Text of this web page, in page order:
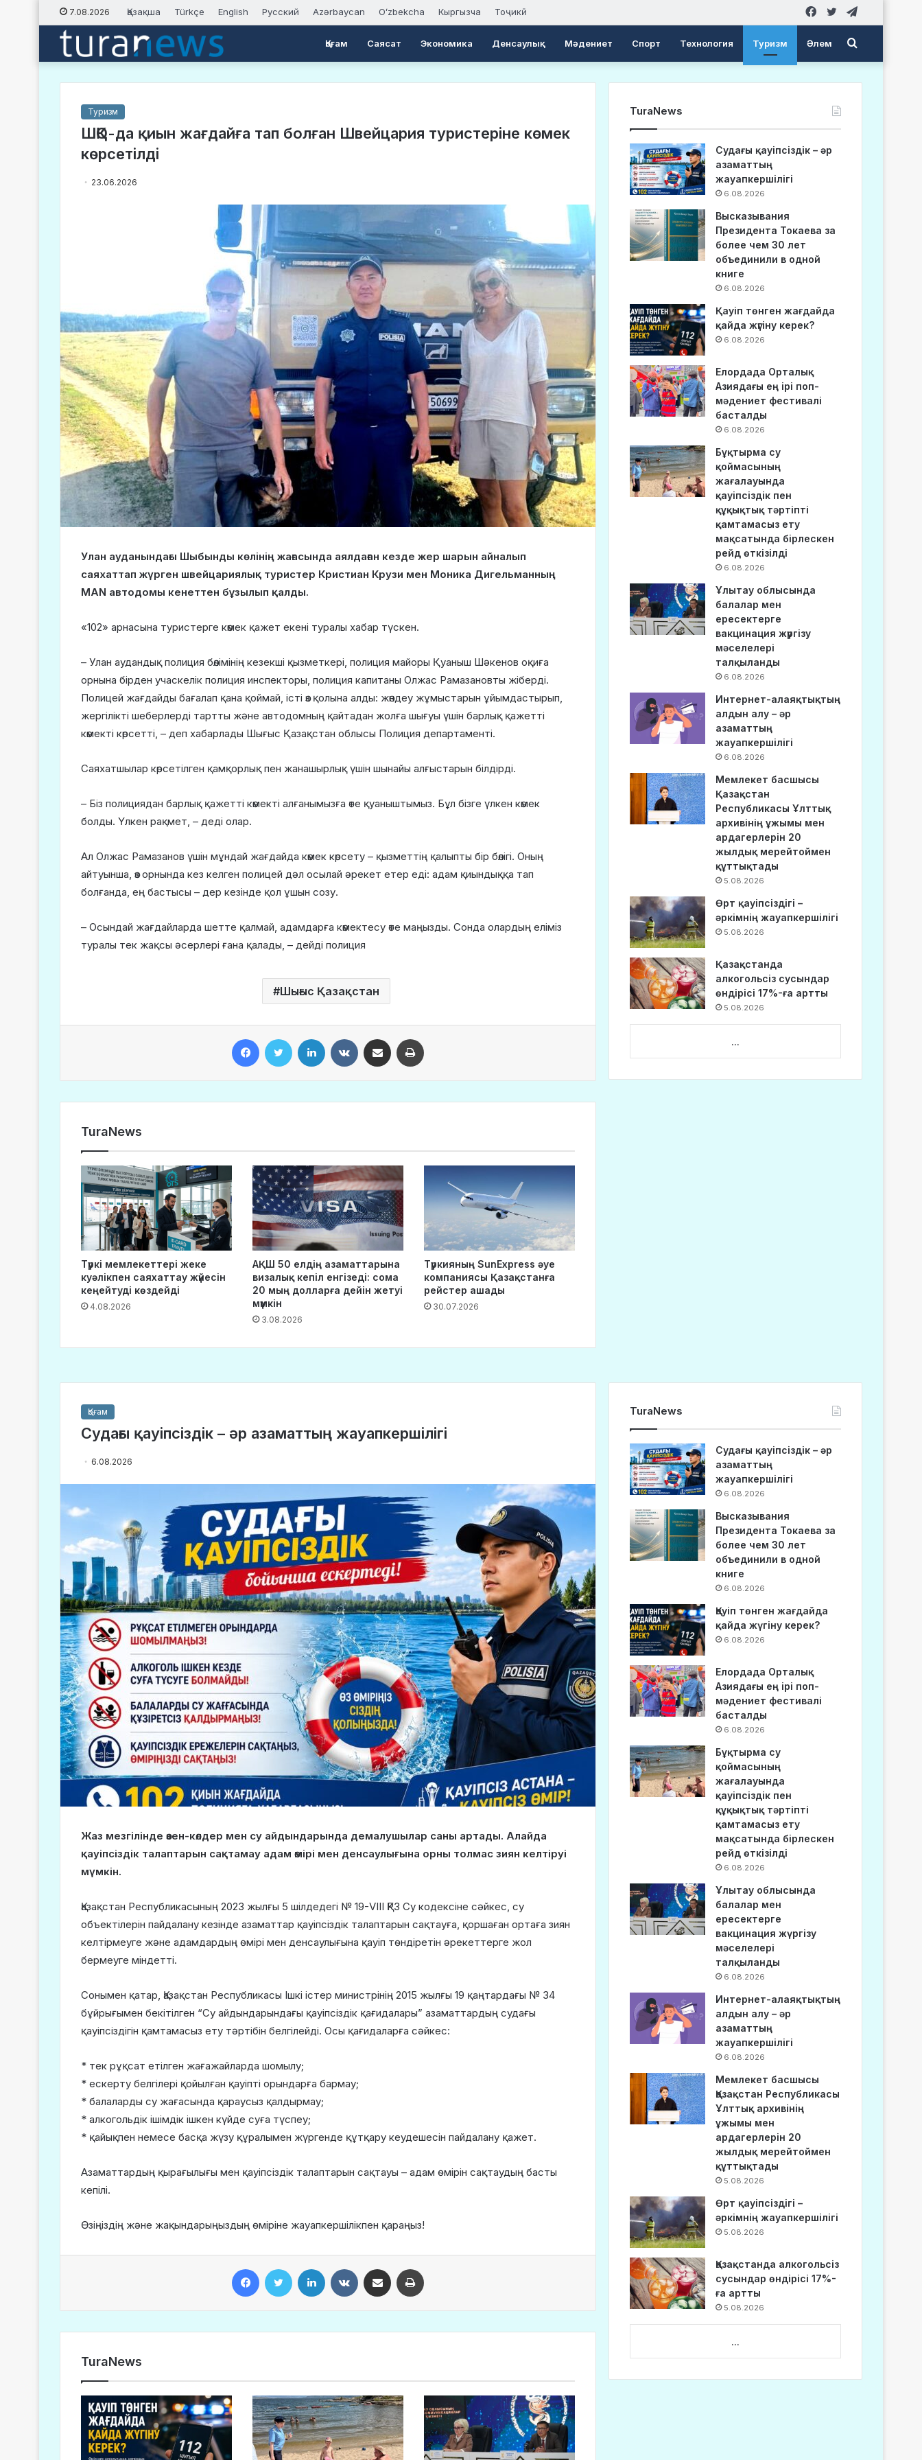
7.08.2026 Қазақша Türkçe English Русский Azərbaycan Oʻzbekcha Кыргызча Тоҷикӣ Twitter
Facebook
Қоғам Саясат Экономика Денсаулық Мәдениет Спорт Технология Туризм Әлем Search
for
Туризм
ШҚО-да қиын жағдайға тап болған Швейцария туристеріне көмек
көрсетілді
23.06.2026
Улан ауданындағы Шыбынды көлінің жағасында аялдаған кезде жер шарын айналып
саяхаттап жүрген швейцариялық туристер Кристиан Крузи мен Моника Дигельманның
MAN автодомы кенеттен бұзылып қалды.
«102» арнасына туристерге көмек қажет екені туралы хабар түскен.
– Улан аудандық полиция бөлімінің кезекші қызметкері, полиция майоры Қуаныш Шәкенов оқиға
орнына бірден учаскелік полиция инспекторы, полиция капитаны Олжас Рамазановты жіберді.
Полицей жағдайды бағалап қана қоймай, істі өз қолына алды: жөндеу жұмыстарын ұйымдастырып,
жергілікті шеберлерді тартты және автодомның қайтадан жолға шығуы үшін барлық қажетті
көмекті көрсетті, – деп хабарлады Шығыс Қазақстан облысы Полиция департаменті.
Саяхатшылар көрсетілген қамқорлық пен жанашырлық үшін шынайы алғыстарын білдірді.
– Біз полициядан барлық қажетті көмекті алғанымызға өте қуаныштымыз. Бұл бізге үлкен көмек
болды. Үлкен рақмет, – деді олар.
Ал Олжас Рамазанов үшін мұндай жағдайда көмек көрсету – қызметтің қалыпты бір бөлігі. Оның
айтуынша, өз орнында кез келген полицей дәл осылай әрекет етер еді: адам қиындыққа тап
болғанда, ең бастысы – дер кезінде қол ұшын созу.
– Осындай жағдайларда шетте қалмай, адамдарға көмектесу өте маңызды. Сонда олардың еліміз
туралы тек жақсы әсерлері ғана қалады, – дейді полиция
Шығыс Қазақстан
TuraNews
Түркі мемлекеттері жеке
куәлікпен саяхаттау жүйесін
кеңейтуді көздейді
4.08.2026
АҚШ 50 елдің азаматтарына
визалық кепіл енгізеді: сома
20 мың долларға дейін жетуі
мүмкін
3.08.2026
Түркияның SunExpress әуе
компаниясы Қазақстанға
рейстер ашады
30.07.2026
TuraNews
Судағы қауіпсіздік – әр
азаматтың
жауапкершілігі
6.08.2026
Высказывания
Президента Токаева за
более чем 30 лет
объединили в одной
книге
6.08.2026
Қауіп төнген жағдайда
қайда жүгіну керек?
6.08.2026
Елордада Орталық
Азиядағы ең ірі поп-
мәдениет фестивалі
басталды
6.08.2026
Бұқтырма су
қоймасының
жағалауында
қауіпсіздік пен
құқықтық тәртіпті
қамтамасыз ету
мақсатында бірлескен
рейд өткізілді
6.08.2026
Ұлытау облысында
балалар мен
ересектерге
вакцинация жүргізу
мәселелері
талқыланды
6.08.2026
Интернет-алаяқтықтың
алдын алу – әр
азаматтың
жауапкершілігі
6.08.2026
Мемлекет басшысы
Қазақстан
Республикасы Ұлттық
архивінің ұжымы мен
ардагерлерін 20
жылдық мерейтоймен
құттықтады
5.08.2026
Өрт қауіпсіздігі –
әркімнің жауапкершілігі
5.08.2026
Қазақстанда
алкогольсіз сусындар
өндірісі 17%-ға артты
5.08.2026
...